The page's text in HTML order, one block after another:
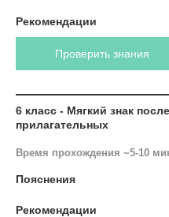
Рекомендации
Проверить знания
6 класс - Мягкий знак
прилагательных
Время прохождения ~5-10
Пояснения
Рекомендации